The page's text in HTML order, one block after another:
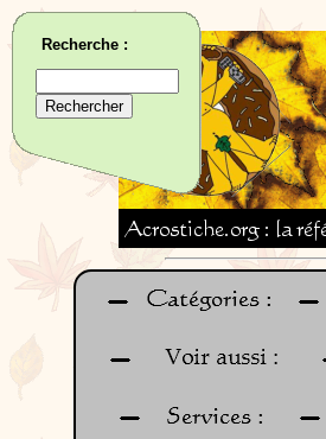
Recherche :